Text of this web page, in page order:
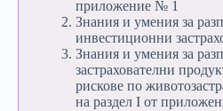
приложение № 1
Знания и умения за
инвестиционни
Знания и умения за
застрахователни
рискове по
на раздел I от